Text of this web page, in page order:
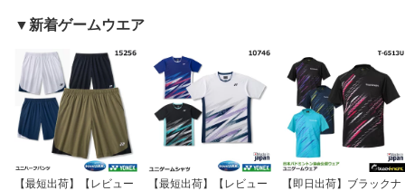
▼新着ゲームウエア
【最短出荷】【レビュー
【最短出荷】【レビュー
【即日出荷】ブラックナ